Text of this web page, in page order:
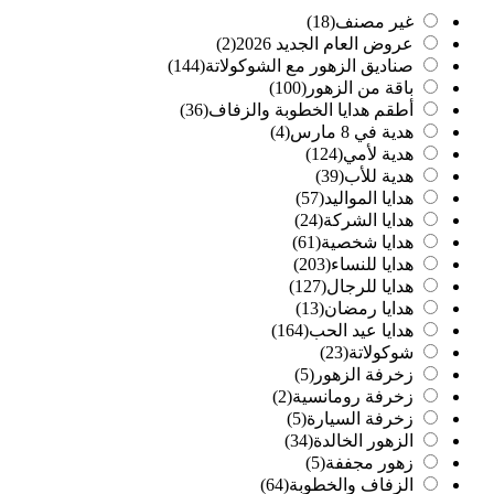
غير مصنف(18)
عروض العام الجديد 2026
(2)
صناديق الزهور مع الشوكولاتة(144)
باقة من الزهور (100)
أطقم هدايا الخطوبة والزفاف(36)
هدية في 8 مارس
(4)
هدية لأمي(124)
هدية للأب(39)
هدايا المواليد(57)
هدايا الشركة(24)
هدايا شخصية(61)
هدايا للنساء(203)
هدايا للرجال(127)
هدايا رمضان(13)
هدايا عيد الحب(164)
شوكولاتة(23)
زخرفة الزهور (5)
زخرفة رومانسية(2)
زخرفة السيارة(5)
الزهور الخالدة(34)
زهور مجففة(5)
الزفاف والخطوبة(64)